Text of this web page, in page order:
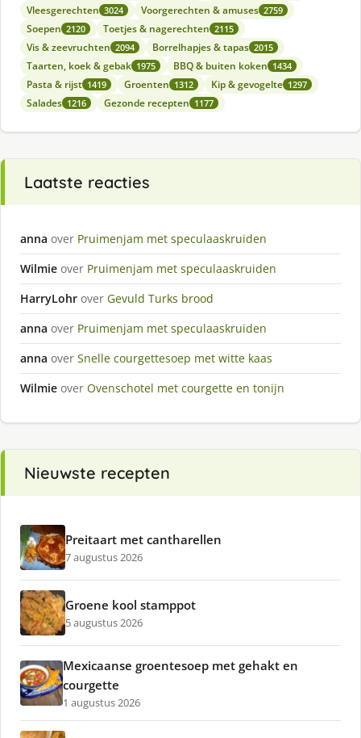
Vleesgerechten 3024 Voorgerechten & amuses 2759
Soepen 2120 Toetjes & nagerechten 2115
Vis & zeevruchten 2094 Borrelhapjes & tapas 2015
Taarten, koek & gebak 1975 BBQ & buiten koken 1434
Pasta & rijst 1419 Groenten 1312 Kip & gevogelte 1297
Salades 1216 Gezonde recepten 1177
Laatste reacties
anna over Pruimenjam met speculaaskruiden
Wilmie over Pruimenjam met speculaaskruiden
HarryLohr over Gevuld Turks brood
anna over Pruimenjam met speculaaskruiden
anna over Snelle courgettesoep met witte kaas
Wilmie over Ovenschotel met courgette en tonijn
Nieuwste recepten
Preitaart met cantharellen
7 augustus 2026
Groene kool stamppot
5 augustus 2026
Mexicaanse groentesoep met gehakt en
courgette
1 augustus 2026